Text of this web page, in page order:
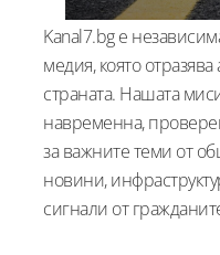
Kanal7.bg е
медия, която
страната. Нашата
навременна,
за важните теми от
новини,
сигнали от